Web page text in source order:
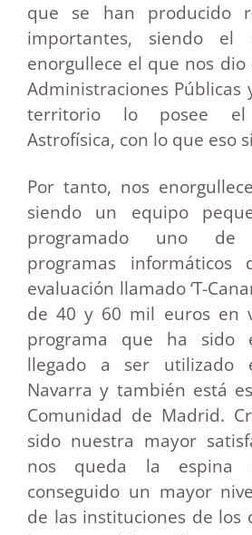
que se han producido
importantes, siendo
enorgullece el que nos
Administraciones Públicas
territorio lo posee
Astrofísica, con lo que eso
Por tanto, nos
siendo un equipo
programado uno de
programas informáticos
evaluación llamado ‘T-
de 40 y 60 mil euros en
programa que ha sido
llegado a ser utilizado
Navarra y también está
Comunidad de Madrid.
sido nuestra mayor
nos queda la espina
conseguido un mayor
de las instituciones de los